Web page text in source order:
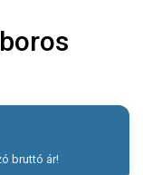
bruttó ár!